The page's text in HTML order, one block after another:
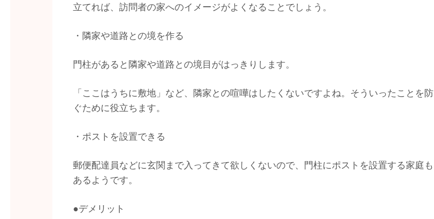
立てれば、訪問者の家へのイメージがよくなることでしょう。
・隣家や道路との境を作る
門柱があると隣家や道路との境目がはっきりします。
「ここはうちに敷地」など、隣家との喧嘩はしたくないですよね。そういったことを防
ぐために役立ちます。
・ポストを設置できる
郵便配達員などに玄関まで入ってきて欲しくないので、門柱にポストを設置する家庭も
あるようです。
●デメリット